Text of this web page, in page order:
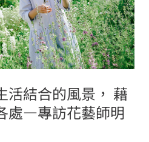
活結合的風景， 藉
處—專訪花藝師明